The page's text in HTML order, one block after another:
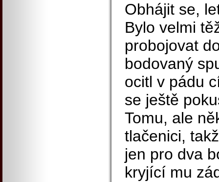
Obhájit se,
Bylo velmi
probojovat
bodovaný
ocitl v pádu
se ještě
Tomu, ale
tlačenici,
jen pro dva
kryjící mu